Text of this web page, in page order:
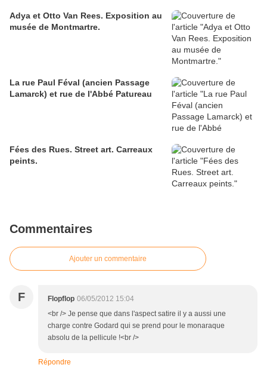
Adya et Otto Van Rees. Exposition au
musée de Montmartre.
La rue Paul Féval (ancien Passage
Lamarck) et rue de l'Abbé Patureau
Fées des Rues. Street art. Carreaux
peints.
Commentaires
Ajouter un commentaire
F Flopflop 06/05/2012 15:04
<br /> Je pense que dans l'aspect satire il y a aussi une
charge contre Godard qui se prend pour le monaraque
absolu de la pellicule !<br />
Répondre